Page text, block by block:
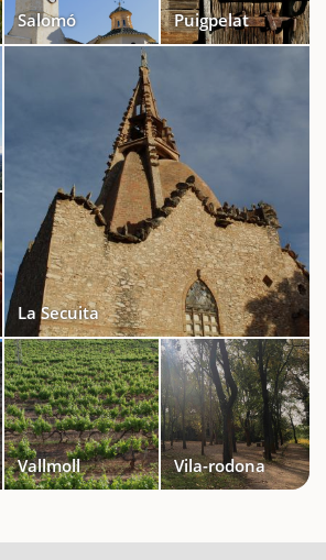
Salomó Puigpelat
La Secuita
Vallmoll Vila-rodona